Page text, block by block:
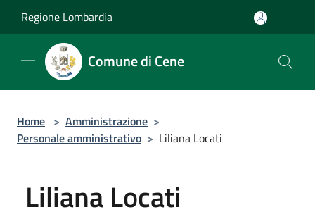
Regione Lombardia
Comune di Cene
Home > Amministrazione >
Personale amministrativo > Liliana Locati
Liliana Locati